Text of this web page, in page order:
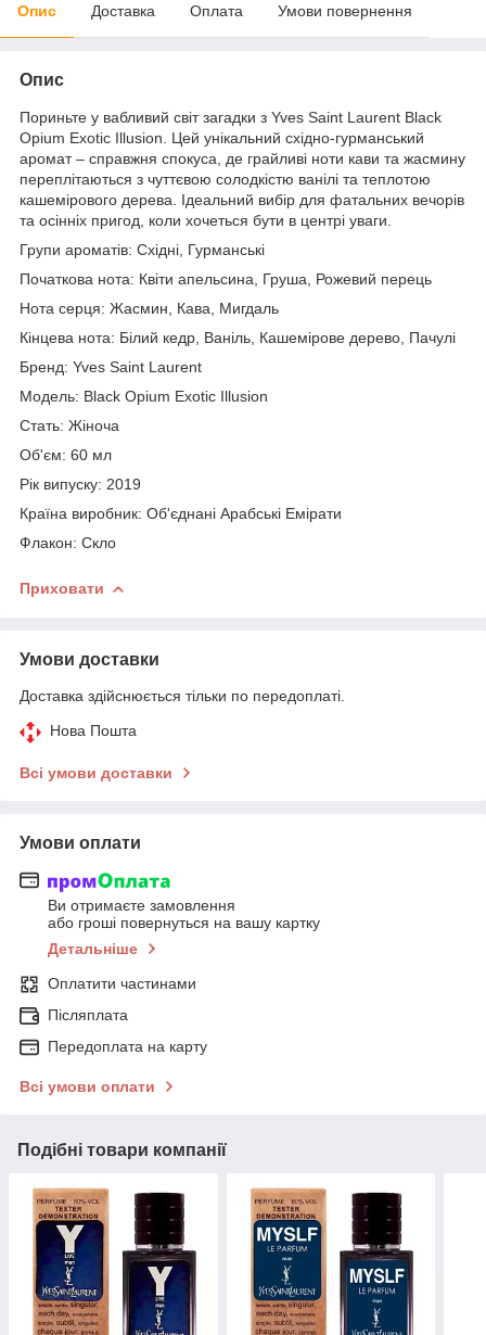
Опис Доставка Оплата Умови повернення
Опис
Пориньте у вабливий світ загадки з Yves Saint Laurent Black
Opium Exotic Illusion. Цей унікальний східно-гурманський
аромат – справжня спокуса, де грайливі ноти кави та жасмину
переплітаються з чуттєвою солодкістю ванілі та теплотою
кашемірового дерева. Ідеальний вибір для фатальних вечорів
та осінніх пригод, коли хочеться бути в центрі уваги.
Групи ароматів: Східні, Гурманські
Початкова нота: Квіти апельсина, Груша, Рожевий перець
Нота серця: Жасмин, Кава, Мигдаль
Кінцева нота: Білий кедр, Ваніль, Кашемірове дерево, Пачулі
Бренд: Yves Saint Laurent
Модель: Black Opium Exotic Illusion
Стать: Жіноча
Об'єм: 60 мл
Рік випуску: 2019
Країна виробник: Об'єднані Арабські Емірати
Флакон: Скло
Приховати
Умови доставки
Доставка здійснюється тільки по передоплаті.
Нова Пошта
Всі умови доставки
Умови оплати
Ви отримаєте замовлення
або гроші повернуться на вашу картку
Детальніше
Оплатити частинами
Післяплата
Передоплата на карту
Всі умови оплати
Подібні товари компанії